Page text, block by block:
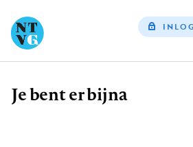
Kruimelpad
Je bent er bijna